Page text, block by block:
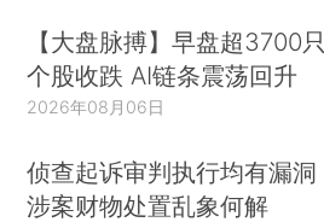
【大盘脉搏】早盘超3700只
个股收跌 AI链条震荡回升
2026年08月06日
侦查起诉审判执行均有漏洞
涉案财物处置乱象何解